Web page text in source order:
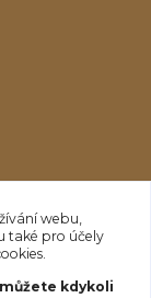
webu,
také pro účely
kdykoli